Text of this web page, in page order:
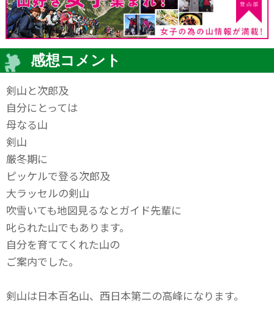
感想コメント
剣山と次郎及
自分にとっては
母なる山
剣山
厳冬期に
ピッケルで登る次郎及
大ラッセルの剣山
吹雪いても地図見るなとガイド先輩に
叱られた山でもあります。
自分を育ててくれた山の
ご案内でした。
剣山は日本百名山、西日本第二の高峰になります。